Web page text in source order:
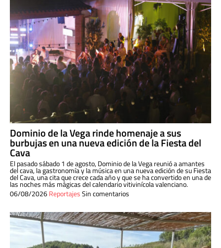
Dominio de la Vega rinde homenaje a sus
burbujas en una nueva edición de la Fiesta del
Cava
El pasado sábado 1 de agosto, Dominio de la Vega reunió a amantes
del cava, la gastronomía y la música en una nueva edición de su Fiesta
del Cava, una cita que crece cada año y que se ha convertido en una de
las noches más mágicas del calendario vitivinícola valenciano.
06/08/2026ReportajesSin comentarios